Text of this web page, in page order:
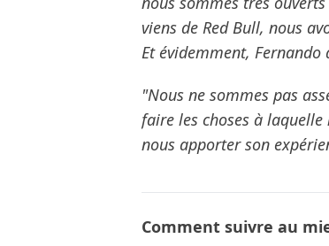
viens de Red Bull, nous
Et évidemment,
"Nous ne sommes pas
faire les choses à
nous apporter son
Comment suivre au